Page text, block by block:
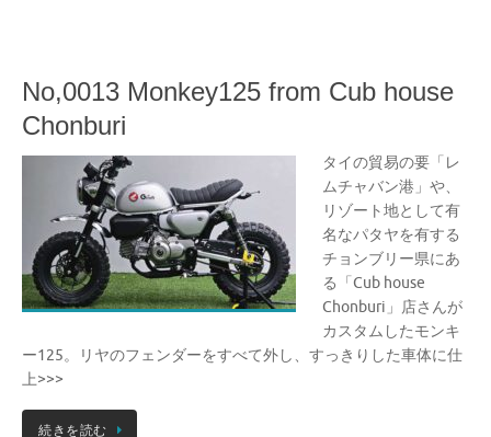
No,0013 Monkey125 from Cub house
Chonburi
タイの貿易の要「レ
ムチャバン港」や、
リゾート地として有
名なパタヤを有する
チョンブリー県にあ
る「Cub house
Chonburi」店さんが
カスタムしたモンキ
ー125。リヤのフェンダーをすべて外し、すっきりした車体に仕
上>>>
続きを読む